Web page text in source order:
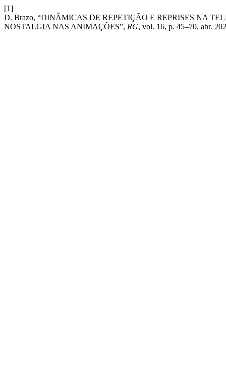
[1]
D. Brazo, “DINÂMICAS DE REPETIÇÃO E REPRISES NA
NOSTALGIA NAS ANIMAÇÕES”, RG, vol. 16, p. 45–70, abr.